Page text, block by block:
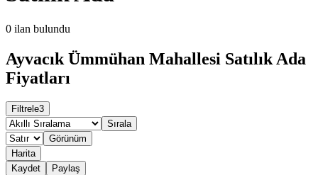
0 ilan bulundu
Ayvacık Ümmühan Mahallesi Satılık Ada
Fiyatları
Filtrele3
Sırala
Görünüm
Harita
Kaydet
Paylaş